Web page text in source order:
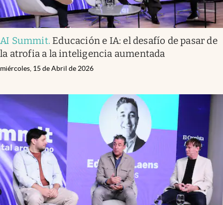
AI Summit. Educación e IA: el desafío de pasar de
la atrofia a la inteligencia aumentada
miércoles, 15 de Abril de 2026